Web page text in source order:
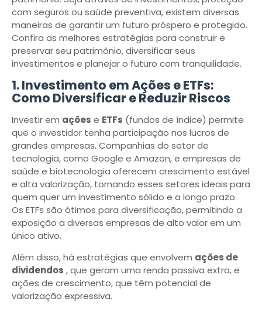
com seguros ou saúde preventiva, existem diversas
maneiras de garantir um futuro próspero e protegido.
Confira as melhores estratégias para construir e
preservar seu patrimônio, diversificar seus
investimentos e planejar o futuro com tranquilidade.
1. Investimento em Ações e ETFs:
Como Diversificar e Reduzir Riscos
Investir em ações e ETFs (fundos de índice) permite
que o investidor tenha participação nos lucros de
grandes empresas. Companhias do setor de
tecnologia, como Google e Amazon, e empresas de
saúde e biotecnologia oferecem crescimento estável
e alta valorização, tornando esses setores ideais para
quem quer um investimento sólido e a longo prazo.
Os ETFs são ótimos para diversificação, permitindo a
exposição a diversas empresas de alto valor em um
único ativo.
Além disso, há estratégias que envolvem ações de
dividendos , que geram uma renda passiva extra, e
ações de crescimento, que têm potencial de
valorização expressiva.